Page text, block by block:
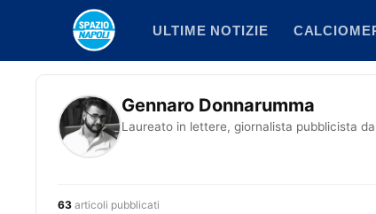
ULTIME NOTIZIE
Gennaro Donnarumma
Laureato in lettere, giornalista pubblicista
63 articoli pubblicati